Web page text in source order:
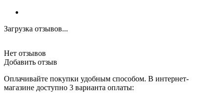
Загрузка отзывов...
Нет отзывов
Добавить отзыв
Оплачивайте покупки удобным способом. В интернет-
магазине доступно 3 варианта оплаты: